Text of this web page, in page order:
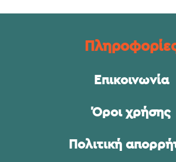
Επικοινωνία
Όροι χρήσης
Πολιτική